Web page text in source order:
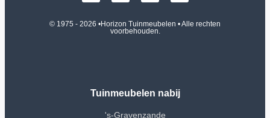
© 1975 - 2026 •Horizon Tuinmeubelen • Alle rechten
voorbehouden.
Tuinmeubelen nabij
's-Gravenzande